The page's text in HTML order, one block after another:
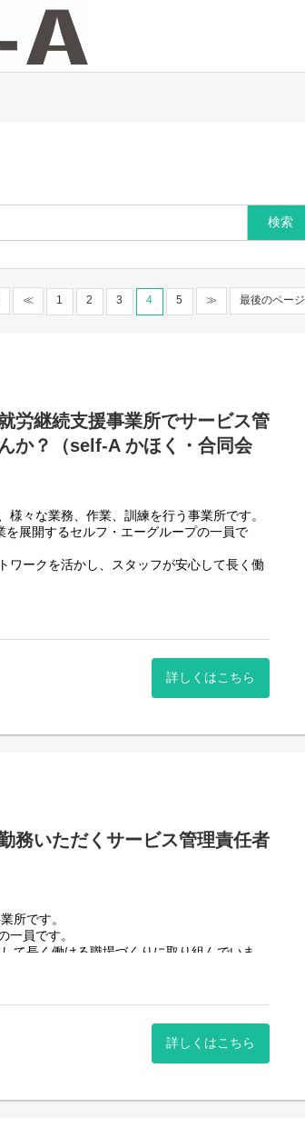
≪ 1 2 3 4 5 ≫ 最後のページ
労継続支援事業所でサービス管
か？（self-A かほく・合同会
々な業務、作業、訓練を行う事業所です。
展開するセルフ・エーグループの一員で
ワークを活かし、スタッフが安心して長く働
に展開をさせて頂いております。
を中心にA型や一般就労を目指す、または
用して作成していきます。）
いますので利用記録のチェックのみです。
な書類は管理システムを使用しているので
境が整っています。
詳しくはこちら
務いただくサービス管理責任者
所です。
員です。
て長く働ける職場づくりに取り組んでいま
す。
、または高い工賃を目指すサービス。
どを身につけるサービス。
詳しくはこちら